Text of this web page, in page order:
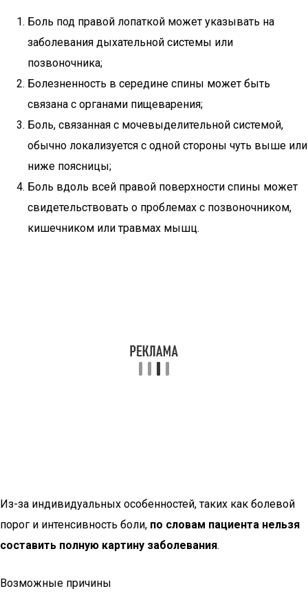
Боль под правой лопаткой может указывать на
заболевания дыхательной системы или
позвоночника;
Болезненность в середине спины может быть
связана с органами пищеварения;
Боль, связанная с мочевыделительной системой,
обычно локализуется с одной стороны чуть выше или
ниже поясницы;
Боль вдоль всей правой поверхности спины может
свидетельствовать о проблемах с позвоночником,
кишечником или травмах мышц.
Из-за индивидуальных особенностей, таких как болевой
порог и интенсивность боли, по словам пациента нельзя
составить полную картину заболевания.
Возможные причины